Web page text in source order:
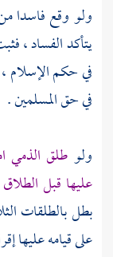
ولو وقع فاسدا
يتأكد الفساد ،
في حكم الإسلام
في حق المسلمين .
ولو طلق الذمي
عليها قبل الطلاق
بطل بالطلقات
على قيامه عليها